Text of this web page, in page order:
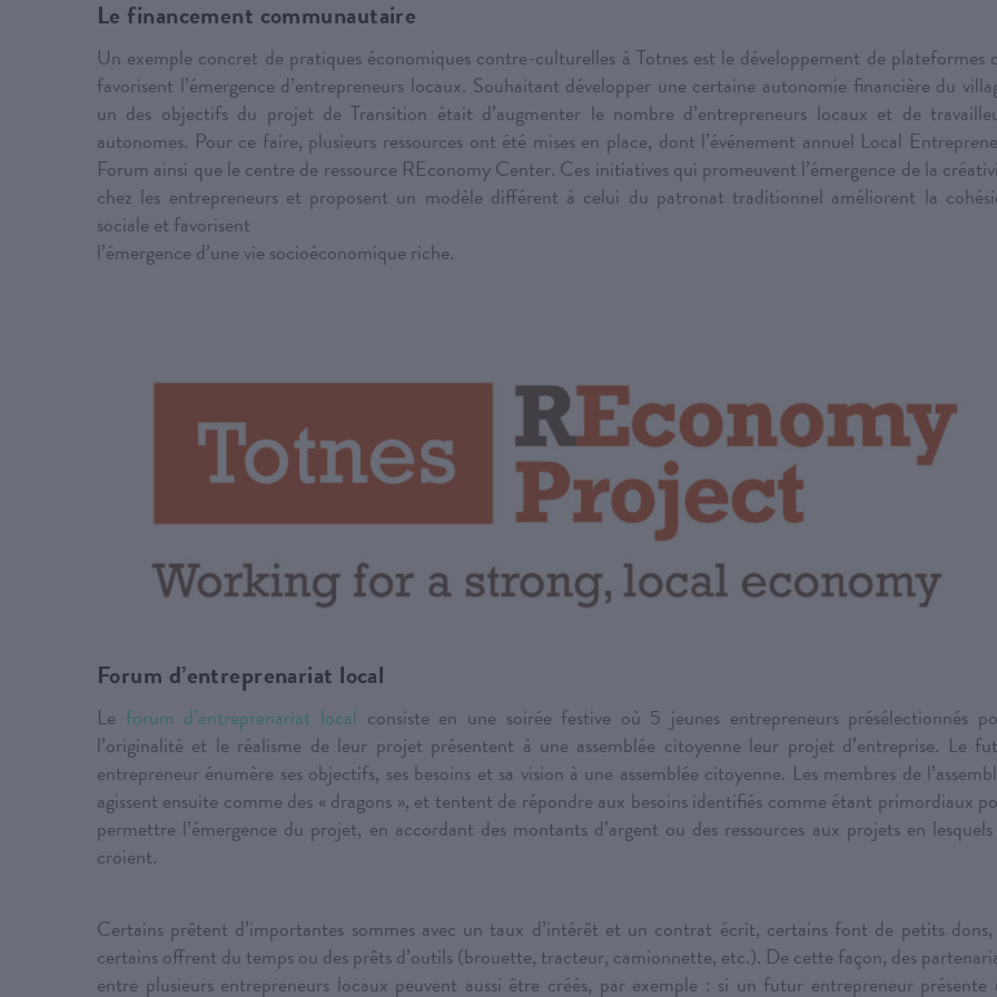
Le financement communautaire
Un exemple concret de pratiques économiques contre-culturelles à Totnes est le développement de plateformes
favorisent l’émergence d’entrepreneurs locaux. Souhaitant développer une certaine autonomie financière du
un des objectifs du projet de Transition était d’augmenter le nombre d’entrepreneurs locaux et de
autonomes. Pour ce faire, plusieurs ressources ont été mises en place, dont l’événement annuel Local
Forum ainsi que le centre de ressource REconomy Center. Ces initiatives qui promeuvent l’émergence de la
chez les entrepreneurs et proposent un modèle différent à celui du patronat traditionnel améliorent la
sociale et favorisent
l’émergence d’une vie socioéconomique riche.
Forum d’entreprenariat local
Le forum d’entreprenariat local consiste en une soirée festive où 5 jeunes entrepreneurs présélectionnés
l’originalité et le réalisme de leur projet présentent à une assemblée citoyenne leur projet d’entreprise. Le
entrepreneur énumère ses objectifs, ses besoins et sa vision à une assemblée citoyenne. Les membres de
agissent ensuite comme des « dragons », et tentent de répondre aux besoins identifiés comme étant primordiaux
permettre l’émergence du projet, en accordant des montants d’argent ou des ressources aux projets en
croient.
Certains prêtent d’importantes sommes avec un taux d’intérêt et un contrat écrit, certains font de petits
certains offrent du temps ou des prêts d’outils (brouette, tracteur, camionnette, etc.). De cette façon, des
entre plusieurs entrepreneurs locaux peuvent aussi être créés, par exemple : si un futur entrepreneur présente